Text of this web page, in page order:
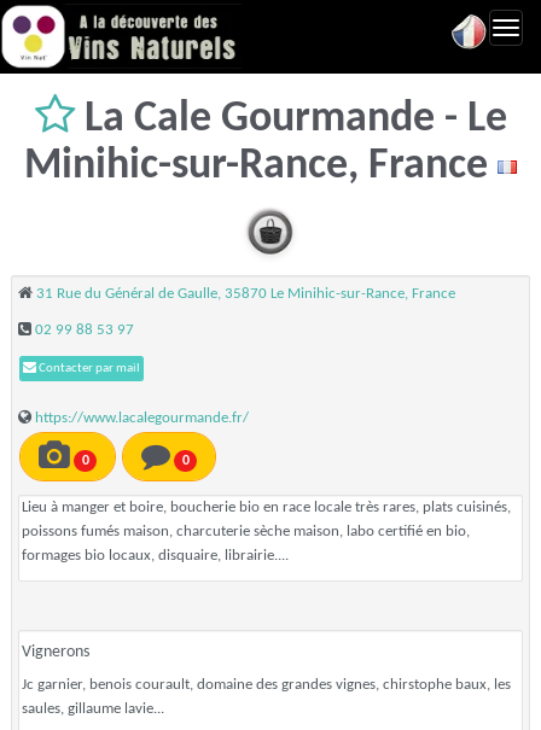
La Cale Gourmande - Le
Minihic-sur-Rance, France
31 Rue du Général de Gaulle, 35870 Le Minihic-sur-Rance, France
02 99 88 53 97
Contacter par mail
https://www.lacalegourmande.fr/
0 0
Lieu à manger et boire, boucherie bio en race locale très rares, plats cuisinés,
poissons fumés maison, charcuterie sèche maison, labo certifié en bio,
formages bio locaux, disquaire, librairie....
Vignerons
Jc garnier, benois courault, domaine des grandes vignes, chirstophe baux, les
saules, gillaume lavie...